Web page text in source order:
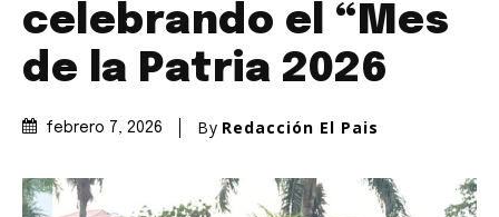
celebrando el “Mes
de la Patria 2026
febrero 7, 2026 By Redacción El Pais